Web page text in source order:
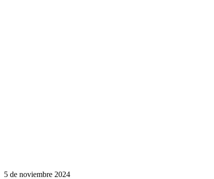
5 de noviembre 2024